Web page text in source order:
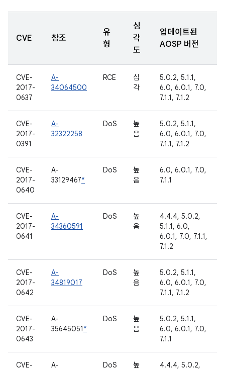
CVE 참조
유
형
심
각
도
업데이트된
AOSP 버전
CVE-
2017-
0637
A-
34064500
RCE
심
각
5.0.2, 5.1.1,
6.0, 6.0.1, 7.0,
7.1.1, 7.1.2
CVE-
2017-
0391
A-
32322258
DoS
높
음
5.0.2, 5.1.1,
6.0, 6.0.1, 7.0,
7.1.1, 7.1.2
CVE-
2017-
0640
A-
33129467*
DoS
높
음
6.0, 6.0.1, 7.0,
7.1.1
CVE-
2017-
0641
A-
34360591
DoS
높
음
4.4.4, 5.0.2,
5.1.1, 6.0,
6.0.1, 7.0, 7.1.1,
7.1.2
CVE-
2017-
0642
A-
34819017
DoS
높
음
5.0.2, 5.1.1,
6.0, 6.0.1, 7.0,
7.1.1, 7.1.2
CVE-
2017-
0643
A-
35645051*
DoS
높
음
5.0.2, 5.1.1,
6.0, 6.0.1, 7.0,
7.1.1
CVE-
A-
DoS
높
4.4.4, 5.0.2,